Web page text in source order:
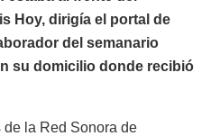
Hoy, dirigía el portal de
del semanario
su domicilio donde recibió
de la Red Sonora de